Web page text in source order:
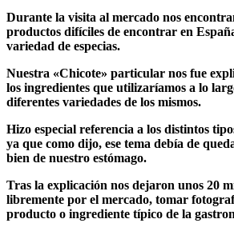
Durante la visita al mercado nos
productos difíciles de encontrar en
variedad de especias.
Nuestra «Chicote» particular nos fue
los ingredientes que utilizaríamos a lo
diferentes variedades de los mismos.
Hizo especial referencia a los distintos
ya que como dijo, ese tema debía de
bien de nuestro estómago.
Tras la explicación nos dejaron unos 20
libremente por el mercado, tomar
producto o ingrediente típico de la